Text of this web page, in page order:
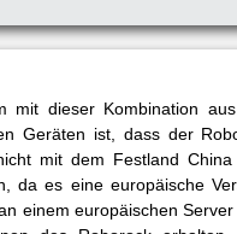
mit dieser Kombination
Geräten ist, dass der
mit dem Festland
da es eine europäische
einem europäischen Server